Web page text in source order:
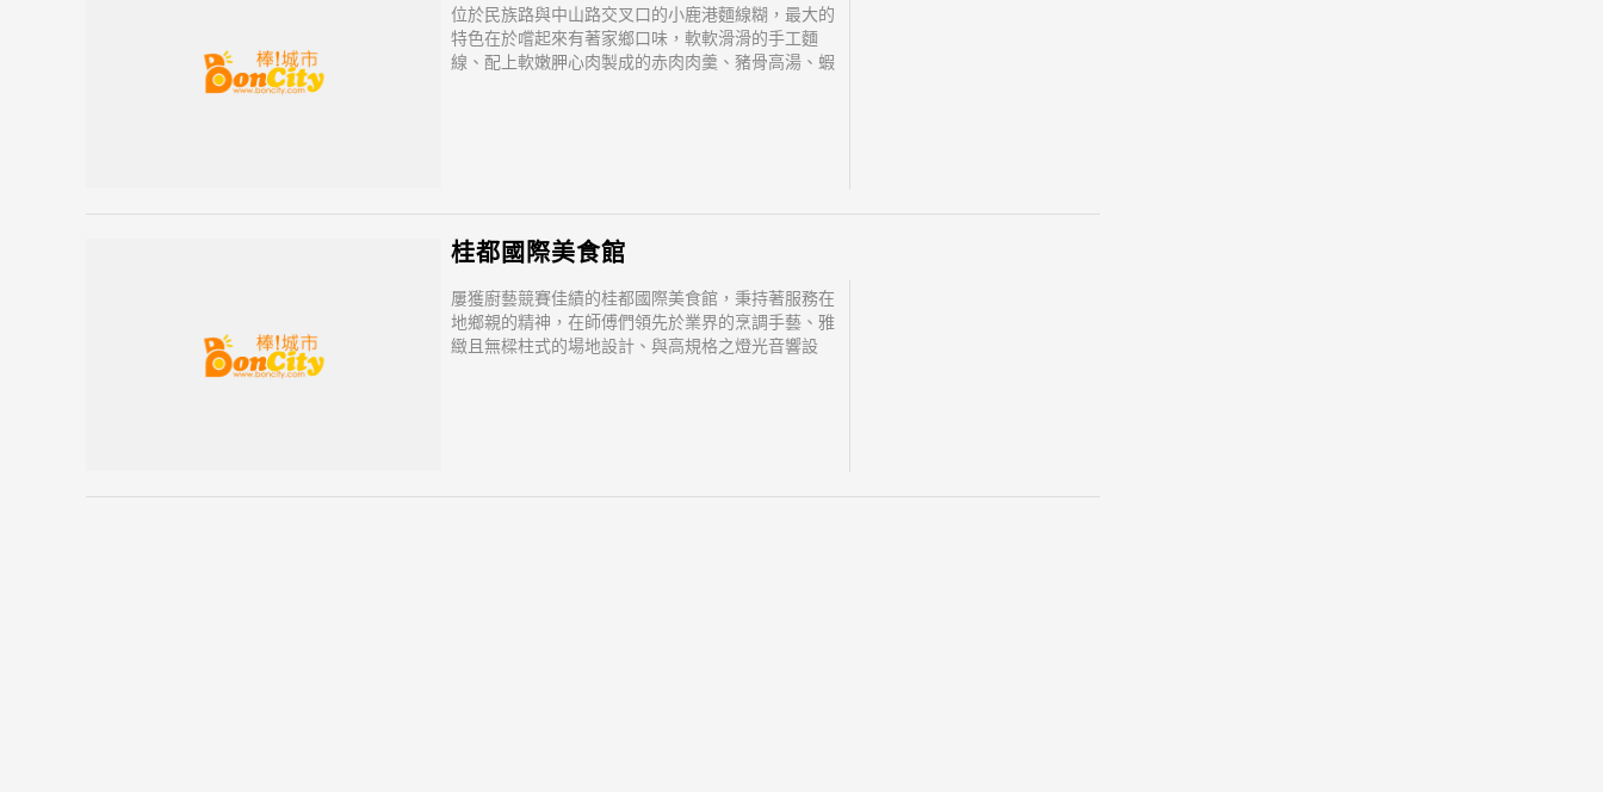
位於民族路與中山路交叉口的小鹿港麵線糊，最大的
特色在於嚐起來有著家鄉口味，軟軟滑滑的手工麵
線、配上軟嫩胛心肉製成的赤肉肉羹、豬骨高湯、蝦
桂都國際美食館
屢獲廚藝競賽佳績的桂都國際美食館，秉持著服務在
地鄉親的精神，在師傅們領先於業界的烹調手藝、雅
緻且無樑柱式的場地設計、與高規格之燈光音響設